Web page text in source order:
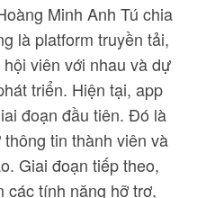
Minh Anh Tú chia
là platform truyền tải,
viên với nhau và dự
triển. Hiện tại, app
đoạn đầu tiên. Đó là
tin thành viên và
Giai đoạn tiếp theo,
các tính năng hỡ trợ,